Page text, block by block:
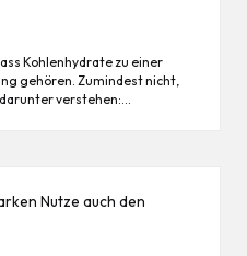
Kohlenhydrate zu einer
gehören. Zumindest nicht,
verstehen:…
Nutze auch den